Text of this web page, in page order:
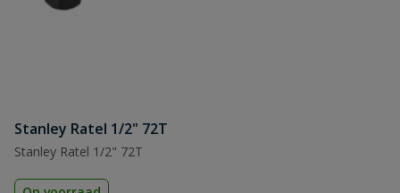
Stanley Ratel 1/2" 72T
Stanley Ratel 1/2" 72T